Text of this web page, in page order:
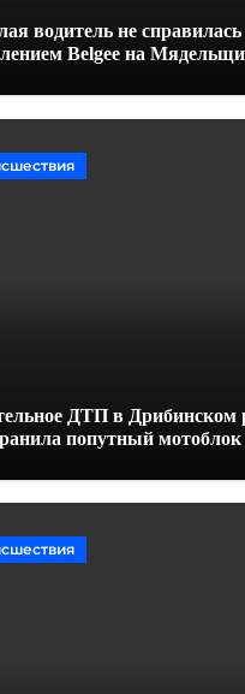
водитель не справилась
Belgee на
ДТП в Дрибинском
попутный мотоблок